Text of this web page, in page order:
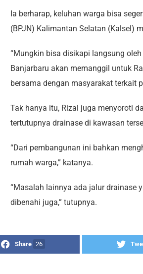
Ia berharap, keluhan warga bisa
(BPJN) Kalimantan Selatan (Kalsel)
“Mungkin bisa disikapi langsung
Banjarbaru akan memanggil untuk
bersama dengan masyarakat terkait
Tak hanya itu, Rizal juga menyoroti
tertutupnya drainase di kawasan
“Dari pembangunan ini bahkan
rumah warga,” katanya.
“Masalah lainnya ada jalur drainase
dibenahi juga,” tutupnya.
Share 26